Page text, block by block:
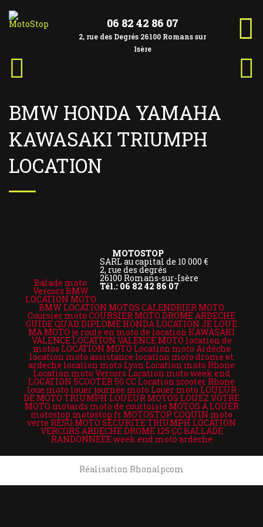
au
contenu
2, rue des Degrés 26100 Romans sur
Isère
06 82 42 86 07
Navigation
de
l’article
BMW HONDA YAMAHA
KAWASAKI TRIUMPH
LOCATION
MOTOSTOP
SARL au capital de 10 000 €
2, rue des degrés
26100 Romans-sur-Isère
Tél.: 06 82 42 86 07
Balade moto
Vercors BMW
LOCATION MOTO
BMW LOCATION MOTOS CALENDRIER MOTO
Coursier moto COURSIER MOTO DROME ARDECHE
GUIDE QUAD DIPLOME HONDA LOCATION JE LOUE
MA MOTO je roule en moto de location KAWASAKI
VALENCE LOCATION VALENCE MOTO location de
motos LOCATION MOTO Location moto Ardèche
location moto assistance location moto drome et
ardeche location moto Lyon Location moto Rhone
Location moto Vercors Location moto week end
LOCATION SCOOTER 50 CC Location scooter Rhone
loue moto louer journée moto Louer moto LOUEUR
DE MOTO TRIUMPH LOUEUR MOTOS LOUEZ VOTRE
MOTO motards moto de courtoisie MOTOS A LOUER
motostop motostop.fr MOTOSTOP COQUIN moto
verte RESO MOTO SECURITETRIUMPH LOCATION
VERCORS ARDECHE DROME 125 CC BALLADE
RANDONNEEEweek end moto ardèche
Réalisation Rhonalpcom